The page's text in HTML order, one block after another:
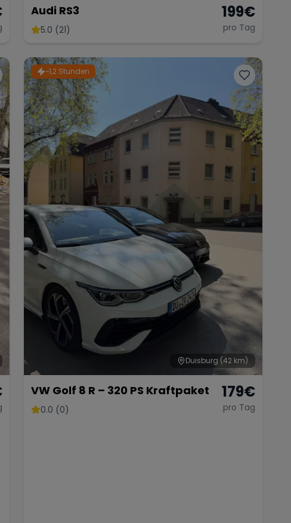
Audi RS3
5.0 (21)
199€
pro Tag
~1,2 Stunden
Duisburg (42 km)
VW Golf 8 R – 320 PS Kraftpaket
0.0 (0)
179€
pro Tag